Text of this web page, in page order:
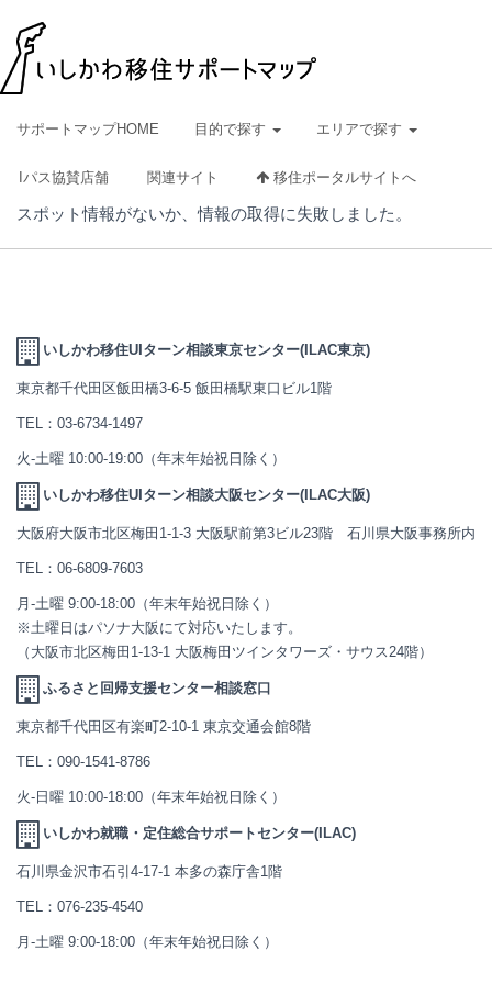
サポートマップHOME 目的で探す エリアで探す
Iパス協賛店舗 関連サイト 移住ポータルサイトへ
スポット情報がないか、情報の取得に失敗しました。
いしかわ移住UIターン相談東京センター(ILAC東京)
東京都千代田区飯田橋3-6-5 飯田橋駅東口ビル1階
TEL： 03-6734-1497
火-土曜 10:00-19:00（年末年始祝日除く）
いしかわ移住UIターン相談大阪センター(ILAC大阪)
大阪府大阪市北区梅田1-1-3 大阪駅前第3ビル23階 石川県大阪事務所内
TEL： 06-6809-7603
月-土曜 9:00-18:00（年末年始祝日除く）
※土曜日はパソナ大阪にて対応いたします。
（大阪市北区梅田1-13-1 大阪梅田ツインタワーズ・サウス24階）
ふるさと回帰支援センター相談窓口
東京都千代田区有楽町2-10-1 東京交通会館8階
TEL： 090-1541-8786
火-日曜 10:00-18:00（年末年始祝日除く）
いしかわ就職・定住総合サポートセンター(ILAC)
石川県金沢市石引4-17-1 本多の森庁舎1階
TEL： 076-235-4540
月-土曜 9:00-18:00（年末年始祝日除く）